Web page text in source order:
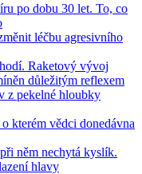
po dobu 30 let. To, co
léčbu agresivního
Raketový vývoj
důležitým reflexem
z pekelné hloubky
kterém vědci donedávna
něm nechytá kyslík.
hlavy